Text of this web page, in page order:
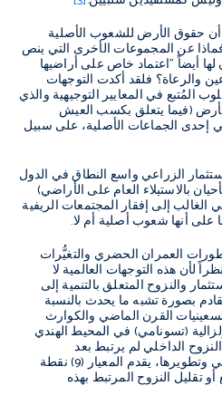
حقوق الأرض للشعوب الأصلية
عن المجموعات الأخرى التي ينص
رقم (9) على أن لها أيضاً "اعتماد خاص على أراضيها
والرعاة؟ فلقد أكدت التوجهات
المُتبع في المعايير التوجيهية والذي
(فيما يتعلق بكسب العيش
إحدى الجماعات الأصلية، على سبيل
الزراعي واسع النطاق في الدول
بالاستيلاء العام على الأراضي)
إلى إفقار المجتمعات الريفية
أنها شعوب أصلية أم لا.
العمران الحضري والتغيُّرات
لأن هذه التوجهات العالمية لا
والنزوح المتعلق بالتنمية إلى
بصورة تشبه ما يحدث بالنسبة
القرن الماضي والكوارث
(تسونامي) في المحيط الهندي
النزوح الداخلي لم يرتبط بعد
بالمناقشات حول استثمار الأراضي وتطويرها، يقدم المعيار (9) نقطة
تقليل النزوح المرتبط بهذه